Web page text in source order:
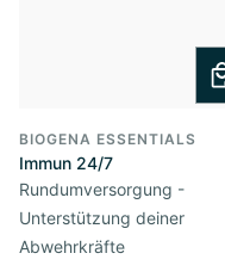
BIOGENA ESSENTIALS
Immun 24/7
Rundumversorgung -
Unterstützung deiner
Abwehrkräfte